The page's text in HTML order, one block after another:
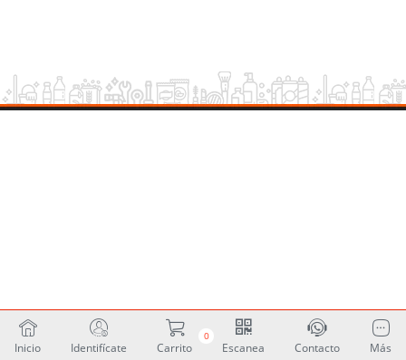
Inicio Identifícate
0
Carrito Escanea Contacto Más